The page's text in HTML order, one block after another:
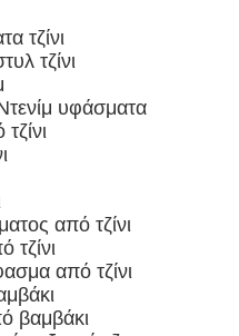
τζίνι
τζίνι
υφάσματα
από τζίνι
από τζίνι
βαμβάκι